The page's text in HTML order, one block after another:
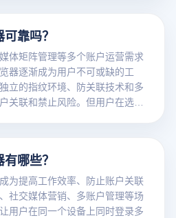
靠吗？
体矩阵管理等多个账户运营需求
器逐渐成为用户不可或缺的工
立的指纹环境、防关联技术和多
关联和禁止风险。但用户在选择
对潜在用户的选择进行分析。
哪些？
为提高工作效率、防止账户关联
社交媒体营销、多账户管理等场
用户在同一个设备上同时登录多